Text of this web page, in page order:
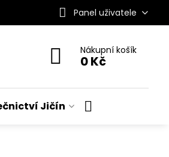
Panel uživatele
Nákupní košík
0 Kč
Jičín